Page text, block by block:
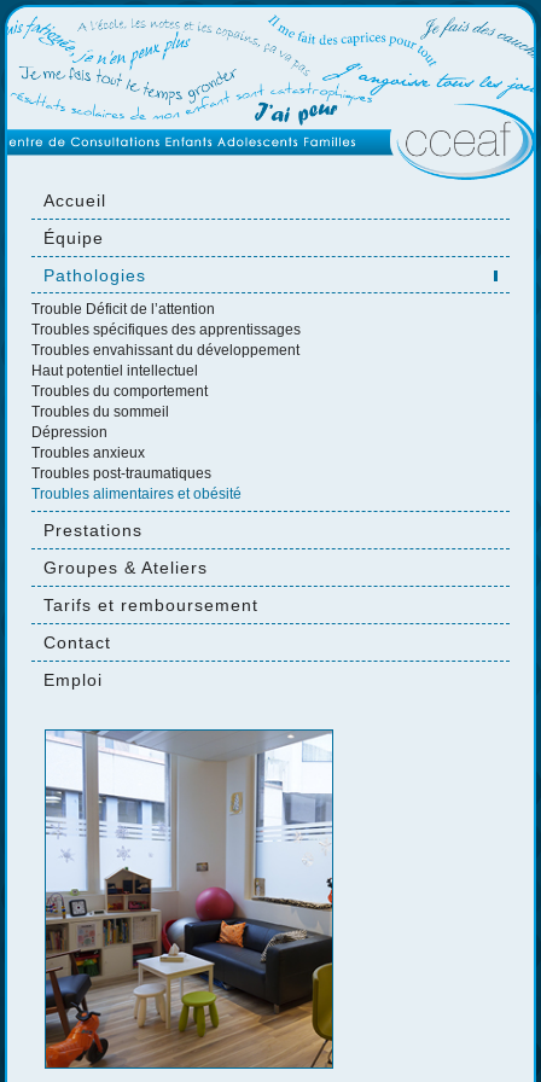
Accueil
Équipe
Pathologies
Trouble Déficit de l’attention
Troubles spécifiques des apprentissages
Troubles envahissant du développement
Haut potentiel intellectuel
Troubles du comportement
Troubles du sommeil
Dépression
Troubles anxieux
Troubles post-traumatiques
Troubles alimentaires et obésité
Prestations
Groupes & Ateliers
Tarifs et remboursement
Contact
Emploi